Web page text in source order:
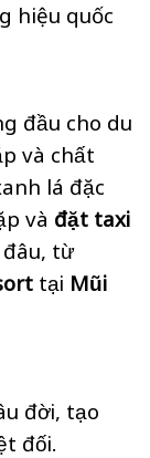
hiệu quốc
đầu cho du
và chất
lá đặc
và đặt taxi
từ
tại Mũi
đời, tạo
đối.